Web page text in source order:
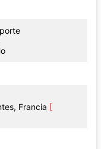
Francia [